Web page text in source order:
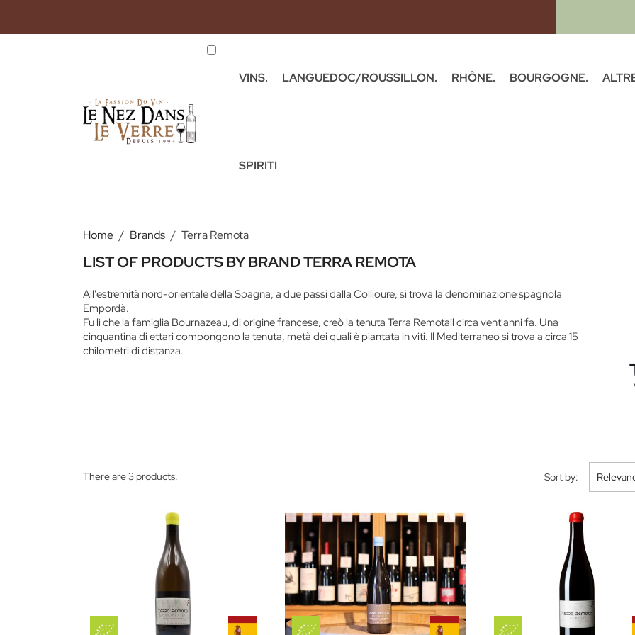
VINS. LANGUEDOC/ROUSSILLON. RHÔNE. BOURGOGNE.
SPIRITI
Home Brands Terra Remota
LIST OF PRODUCTS BY BRAND TERRA REMOTA
All'estremità nord-orientale della Spagna, a due passi dalla Collioure, si trova la denominazione spagnola
Empordà.
Fu lì che la famiglia Bournazeau, di origine francese, creò la tenuta Terra Remotail circa vent'anni fa. Una
cinquantina di ettari compongono la tenuta, metà dei quali è piantata in viti. Il Mediterraneo si trova a circa 15
chilometri di distanza.
There are 3 products. Sort by: